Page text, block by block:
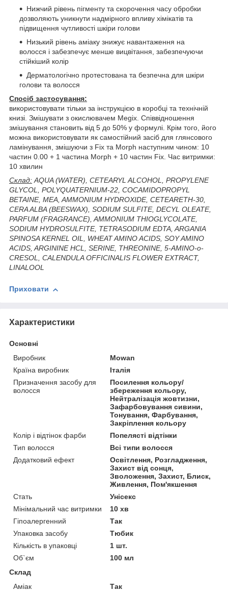
Нижчий рівень пігменту та скорочення часу обробки
дозволяють уникнути надмірного впливу хімікатів та
підвищення чутливості шкіри голови
Низький рівень аміаку знижує навантаження на
волосся і забезпечує менше вицвітання, забезпечуючи
стійкіший колір
Дерматологічно протестована та безпечна для шкіри
голови та волосся
Спосіб застосування:
використовувати тільки за інструкцією в коробці та технічній
книзі. Змішувати з окислювачем Megix. Співвідношення
змішування становить від 5 до 50% у формулі. Крім того, його
можна використовувати як самостійний засіб для глянсового
ламінування, змішуючи з Fix та Morph наступним чином: 10
частин 0.00 + 1 частина Morph + 10 частин Fix. Час витримки:
10 хвилин
Склад:AQUA (WATER), CETEARYL ALCOHOL, PROPYLENE
GLYCOL, POLYQUATERNIUM-22, COCAMIDOPROPYL
BETAINE, MEA, AMMONIUM HYDROXIDE, CETEARETH-30,
CERA ALBA (BEESWAX), SODIUM SULFITE, DECYL OLEATE,
PARFUM (FRAGRANCE), AMMONIUM THIOGLYCOLATE,
SODIUM HYDROSULFITE, TETRASODIUM EDTA, ARGANIA
SPINOSA KERNEL OIL, WHEAT AMINO ACIDS, SOY AMINO
ACIDS, ARGININE HCL, SERINE, THREONINE, 5-AMINO-o-
CRESOL, CALENDULA OFFICINALIS FLOWER EXTRACT,
LINALOOL
Приховати
Характеристики
Основні
Виробник
Mowan
Країна виробник
Італія
Призначення засобу для
волосся
Посилення кольору/
збереження кольору,
Нейтралізація жовтизни,
Зафарбовування сивини,
Тонування, Фарбування,
Закріплення кольору
Колір і відтінок фарби
Попелясті відтінки
Тип волосся
Всі типи волосся
Додатковий ефект
Освітлення, Розгладження,
Захист від сонця,
Зволоження, Захист, Блиск,
Живлення, Пом'якшення
Стать
Унісекс
Мінімальний час витримки
10 хв
Гіпоалергенний
Так
Упаковка засобу
Тюбик
Кількість в упаковці
1 шт.
Об`єм
100 мл
Склад
Аміак
Так